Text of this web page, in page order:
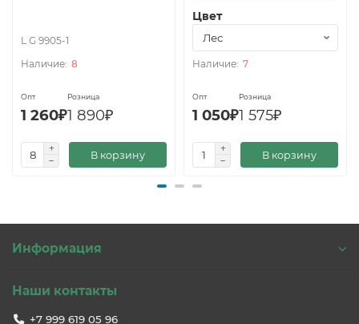
L G 9905-1
8
Опт
1 260₽
Розница
1 890₽
В корзину
Цвет
7
Опт
1 050₽
Розница
1 575₽
В корзину
Информация
Наши контакты
+7 999 619 05 96